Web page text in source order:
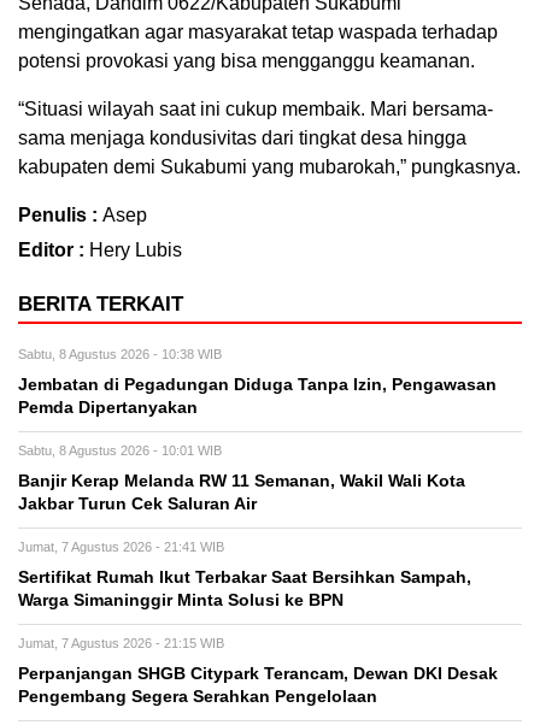
mengingatkan agar masyarakat tetap waspada terhadap
potensi provokasi yang bisa mengganggu keamanan.
“Situasi wilayah saat ini cukup membaik. Mari bersama-
sama menjaga kondusivitas dari tingkat desa hingga
kabupaten demi Sukabumi yang mubarokah,” pungkasnya.
Penulis : Asep
Editor : Hery Lubis
BERITA TERKAIT
Sabtu, 8 Agustus 2026 - 10:38 WIB
Jembatan di Pegadungan Diduga Tanpa Izin, Pengawasan
Pemda Dipertanyakan
Sabtu, 8 Agustus 2026 - 10:01 WIB
Banjir Kerap Melanda RW 11 Semanan, Wakil Wali Kota
Jakbar Turun Cek Saluran Air
Jumat, 7 Agustus 2026 - 21:41 WIB
Sertifikat Rumah Ikut Terbakar Saat Bersihkan Sampah,
Warga Simaninggir Minta Solusi ke BPN
Jumat, 7 Agustus 2026 - 21:15 WIB
Perpanjangan SHGB Citypark Terancam, Dewan DKI Desak
Pengembang Segera Serahkan Pengelolaan